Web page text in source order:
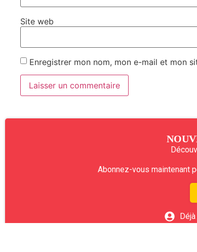
Site web
Enregistrer mon nom, mon e-mail et mon
Abonnez-vous maintenant